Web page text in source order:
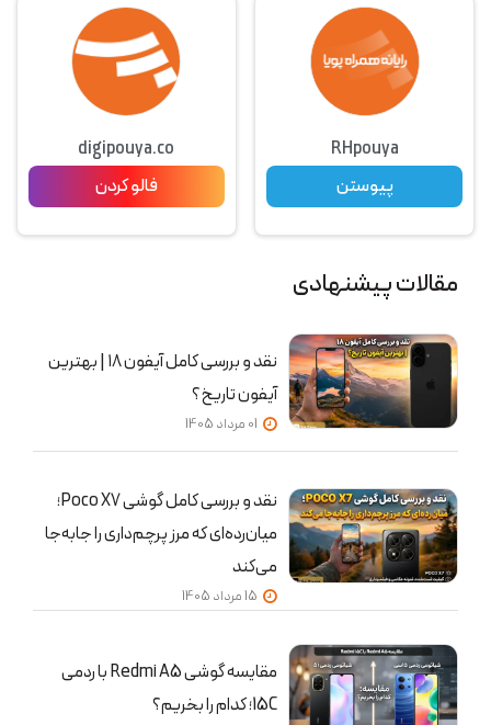
RHpouya
پیوستن
digipouya.co
فالو کردن
مقالات پیشنهادی
نقد و بررسی کامل آیفون ۱۸ | بهترین
آیفون تاریخ؟
نقد و بررسی کامل گوشی Poco X7؛
میان‌رده‌ای که مرز پرچم‌داری را جابه‌جا
می‌کند
مقایسه گوشی Redmi A5 با ردمی
15C؛ کدام را بخریم؟